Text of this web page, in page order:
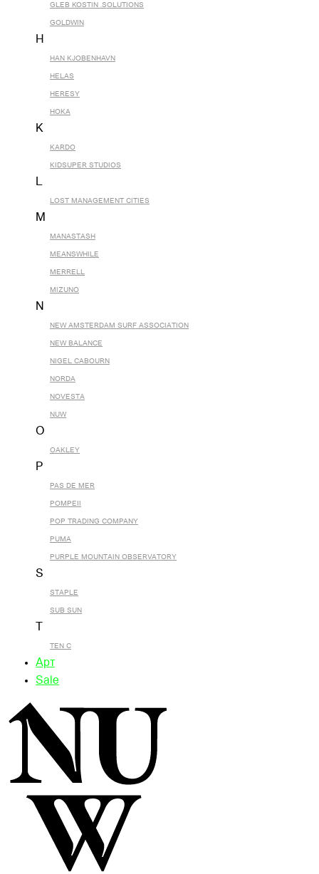
GLEB KOSTIN .SOLUTIONS
GOLDWIN
H
HAN KJOBENHAVN
HELAS
HERESY
HOKA
K
KARDO
KIDSUPER STUDIOS
L
LOST MANAGEMENT CITIES
M
MANASTASH
MEANSWHILE
MERRELL
MIZUNO
N
NEW AMSTERDAM SURF ASSOCIATION
NEW BALANCE
NIGEL CABOURN
NORDA
NOVESTA
NUW
O
OAKLEY
P
PAS DE MER
POMPEII
POP TRADING COMPANY
PUMA
PURPLE MOUNTAIN OBSERVATORY
S
STAPLE
SUB SUN
TEN C
Арт
Sale